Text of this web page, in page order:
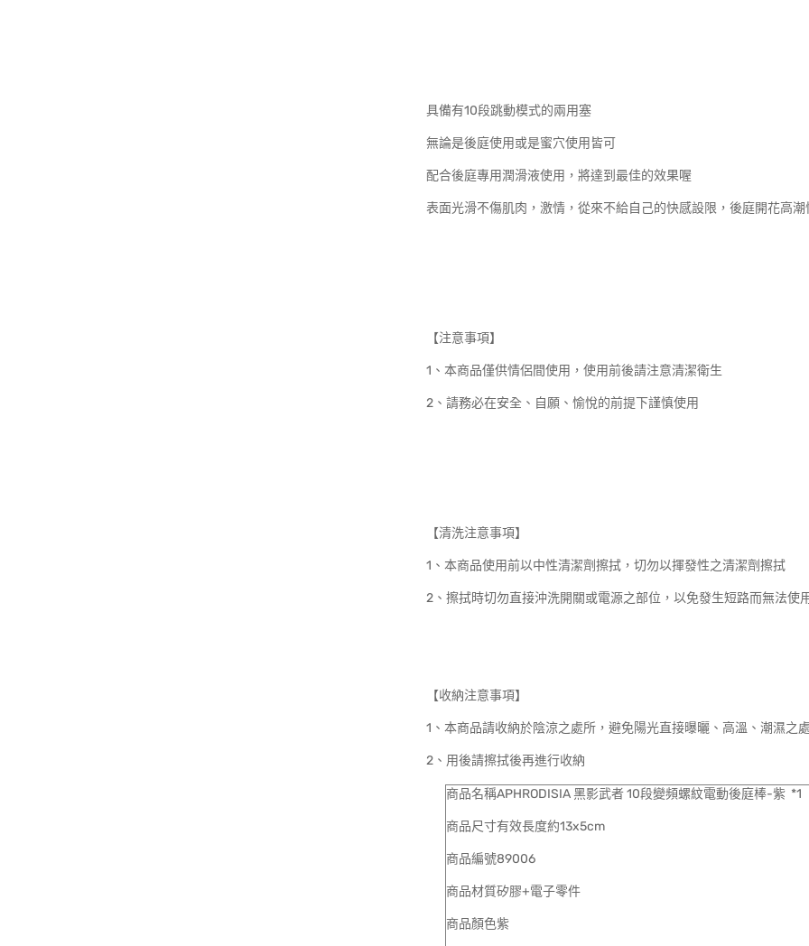
具備有10段跳動模式的兩用塞
無論是後庭使用或是蜜穴使用皆可
配合後庭專用潤滑液使用，將達到最佳的效果喔
表面光滑不傷肌肉，激情，從來不給自己的快感設限，後庭開花高潮
【注意事項】
1、本商品僅供情侶間使用，使用前後請注意清潔衛生
2、請務必在安全、自願、愉悅的前提下謹慎使用
【清洗注意事項】
1、本商品使用前以中性清潔劑擦拭，切勿以揮發性之清潔劑擦拭
2、擦拭時切勿直接沖洗開關或電源之部位，以免發生短路而無
【收納注意事項】
1、本商品請收納於陰涼之處所，避免陽光直接曝曬、高溫、潮濕
2、用後請擦拭後再進行收納
商品名稱APHRODISIA 黑影武者 10段變頻螺紋電動後庭棒-紫
商品尺寸有效長度約13x5cm
商品編號89006
商品材質矽膠+電子零件
商品顏色紫